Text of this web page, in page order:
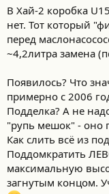
В Хай-2 коробка
нет. Тот который
перед
~4,2литра замена
Появилось? Что
примерно с 2006
Подделка? А не
"рупь мешок" - оно
Как слить всё из
Поддомкратить
максимальную
загнутым концом.